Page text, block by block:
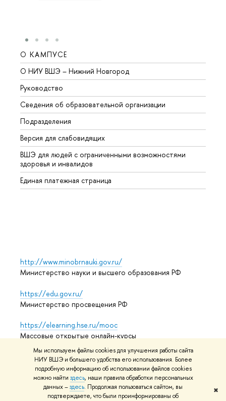
Мы используем файлы cookies для улучшения работы сайта
НИУ ВШЭ и большего удобства его использования. Более
подробную информацию об использовании файлов cookies
можно найти здесь, наши правила обработки персональных
данных –здесь. Продолжая пользоваться сайтом, вы
подтверждаете, что были проинформированы об
✖
О КАМПУСЕ
О НИУ ВШЭ – Нижний Новгород
Руководство
Сведения об образовательной организации
Подразделения
Версия для слабовидящих
ВШЭ для людей с ограниченными возможностями
здоровья и инвалидов
Единая платежная страница
http://www.minobrnauki.gov.ru/
Министерство науки и высшего образования РФ
https://edu.gov.ru/
Министерство просвещения РФ
https://elearning.hse.ru/mooc
Массовые открытые онлайн-курсы
© НИУ ВШЭ 1993–2026 Адреса и контактыУсловия
использования материалов Политика конфиденциальности
Карта сайта